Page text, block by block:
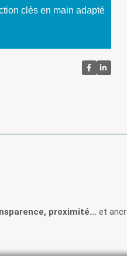
clés en main adapté
proximité… et